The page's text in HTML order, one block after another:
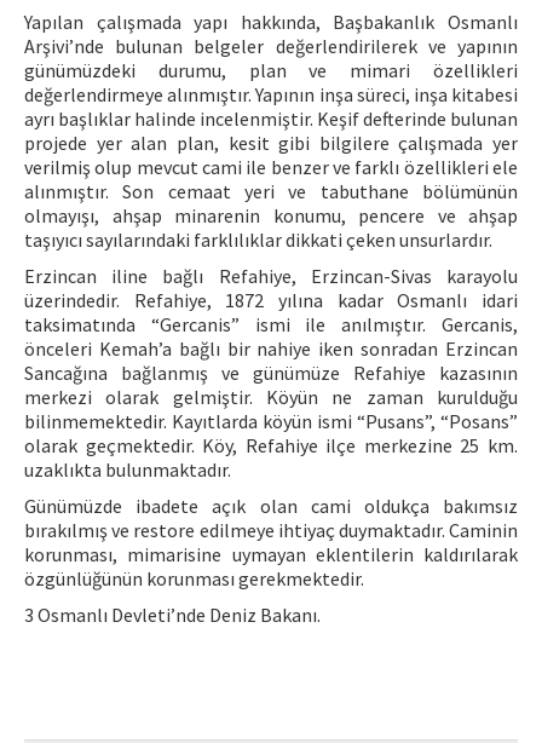
Yapılan çalışmada yapı hakkında, Başbakanlık Osmanlı
Arşivi’nde bulunan belgeler değerlendirilerek ve yapının
günümüzdeki durumu, plan ve mimari özellikleri
değerlendirmeye alınmıştır. Yapının inşa süreci, inşa kitabesi
ayrı başlıklar halinde incelenmiştir. Keşif defterinde bulunan
projede yer alan plan, kesit gibi bilgilere çalışmada yer
verilmiş olup mevcut cami ile benzer ve farklı özellikleri ele
alınmıştır. Son cemaat yeri ve tabuthane bölümünün
olmayışı, ahşap minarenin konumu, pencere ve ahşap
taşıyıcı sayılarındaki farklılıklar dikkati çeken unsurlardır.
Erzincan iline bağlı Refahiye, Erzincan-Sivas karayolu
üzerindedir. Refahiye, 1872 yılına kadar Osmanlı idari
taksimatında “Gercanis” ismi ile anılmıştır. Gercanis,
önceleri Kemah’a bağlı bir nahiye iken sonradan Erzincan
Sancağına bağlanmış ve günümüze Refahiye kazasının
merkezi olarak gelmiştir. Köyün ne zaman kurulduğu
bilinmemektedir. Kayıtlarda köyün ismi “Pusans”, “Posans”
olarak geçmektedir. Köy, Refahiye ilçe merkezine 25 km.
uzaklıkta bulunmaktadır.
Günümüzde ibadete açık olan cami oldukça bakımsız
bırakılmış ve restore edilmeye ihtiyaç duymaktadır. Caminin
korunması, mimarisine uymayan eklentilerin kaldırılarak
özgünlüğünün korunması gerekmektedir.
3 Osmanlı Devleti’nde Deniz Bakanı.